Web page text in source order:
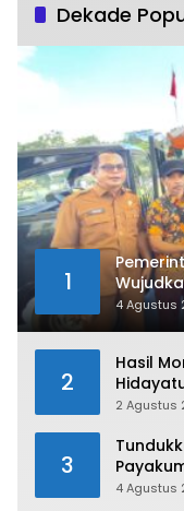
Dekade
1
Pangan
4 Agustus
2
Hasil
2 Agustus
3
4 Agustus